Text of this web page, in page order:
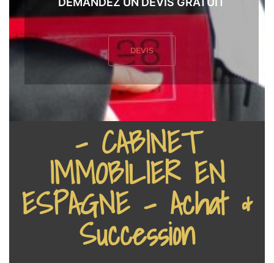
DEVIS
- CABINET
IMMOBILIER EN
ESPAGNE - Achat &
Succession